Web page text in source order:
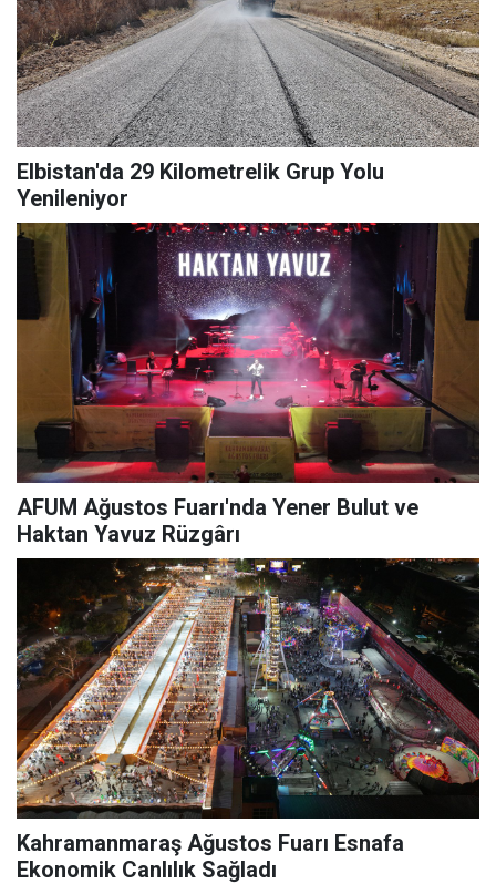
Elbistan'da 29 Kilometrelik Grup Yolu
Yenileniyor
AFUM Ağustos Fuarı'nda Yener Bulut ve
Haktan Yavuz Rüzgârı
Kahramanmaraş Ağustos Fuarı Esnafa
Ekonomik Canlılık Sağladı